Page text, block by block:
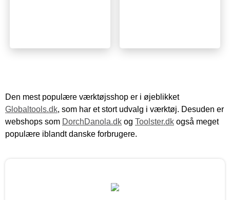
Den mest populære værktøjsshop er i øjeblikket
Globaltools.dk, som har et stort udvalg i værktøj. Desuden er
webshops som DorchDanola.dk og Toolster.dk også meget
populære iblandt danske forbrugere.